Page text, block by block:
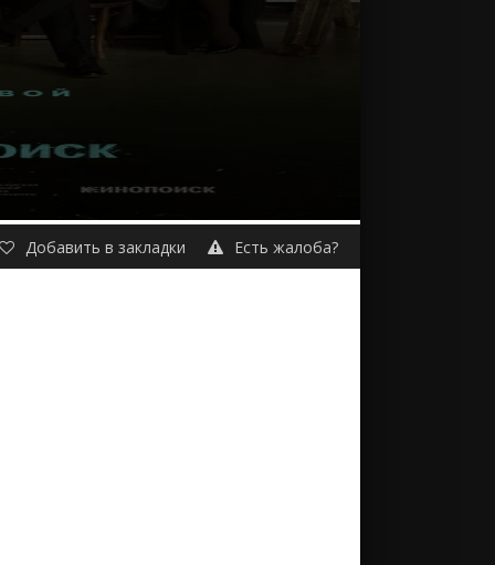
Добавить в закладки Есть жалоба?